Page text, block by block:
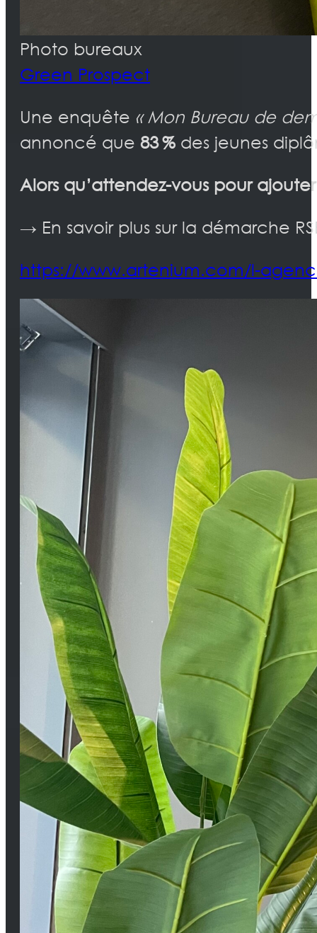
Photo bureaux
Green Prospect
Une enquête « Mon Bureau de
annoncé que 83 % des jeunes
Alors qu’attendez-vous pour
→ En savoir plus sur la démarche
https://www.artenium.com/l-